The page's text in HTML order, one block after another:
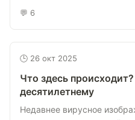
💬 6
🕒 26 окт 2025
Что здесь
десятилетнему
Недавнее вирусное